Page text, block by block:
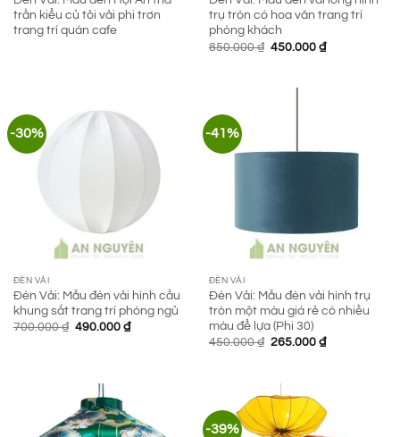
trần kiểu củ tỏi vải phi trơn
trang trí quán cafe
trụ tròn có hoa văn trang trí
phòng khách
850.000₫ Giá
450.000 ₫Giá
-30%
ĐÈN VẢI
Đèn Vải: Mẫu đèn vải hình cầu
khung sắt trang trí phòng ngủ
700.000₫ Giá
490.000 ₫Giá
-41%
ĐÈN VẢI
Đèn Vải: Mẫu đèn vải hình trụ
tròn một màu giá rẻ có nhiều
màu để lựa (Phi 30)
450.000₫ Giá
265.000 ₫Giá
-39%